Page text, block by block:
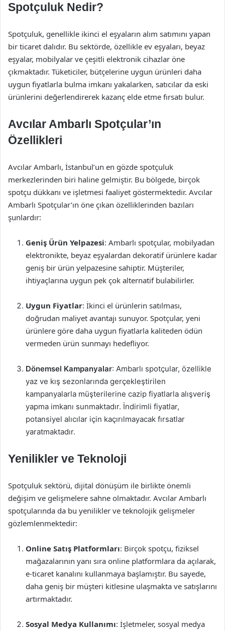
Spotçuluk Nedir?
Spotçuluk, genellikle ikinci el eşyaların alım satımını yapan
bir ticaret dalıdır. Bu sektörde, özellikle ev eşyaları, beyaz
eşyalar, mobilyalar ve çeşitli elektronik cihazlar öne
çıkmaktadır. Tüketiciler, bütçelerine uygun ürünleri daha
uygun fiyatlarla bulma imkanı yakalarken, satıcılar da eski
ürünlerini değerlendirerek kazanç elde etme fırsatı bulur.
Avcılar Ambarlı Spotçular’ın
Özellikleri
Avcılar Ambarlı, İstanbul’un en gözde spotçuluk
merkezlerinden biri haline gelmiştir. Bu bölgede, birçok
spotçu dükkanı ve işletmesi faaliyet göstermektedir. Avcılar
Ambarlı Spotçular’ın öne çıkan özelliklerinden bazıları
şunlardır:
Geniş Ürün Yelpazesi: Ambarlı spotçular, mobilyadan
elektronikte, beyaz eşyalardan dekoratif ürünlere kadar
geniş bir ürün yelpazesine sahiptir. Müşteriler,
ihtiyaçlarına uygun pek çok alternatif bulabilirler.
Uygun Fiyatlar: İkinci el ürünlerin satılması,
doğrudan maliyet avantajı sunuyor. Spotçular, yeni
ürünlere göre daha uygun fiyatlarla kaliteden ödün
vermeden ürün sunmayı hedefliyor.
Dönemsel Kampanyalar: Ambarlı spotçular, özellikle
yaz ve kış sezonlarında gerçekleştirilen
kampanyalarla müşterilerine cazip fiyatlarla alışveriş
yapma imkanı sunmaktadır. İndirimli fiyatlar,
potansiyel alıcılar için kaçırılmayacak fırsatlar
yaratmaktadır.
Yenilikler ve Teknoloji
Spotçuluk sektörü, dijital dönüşüm ile birlikte önemli
değişim ve gelişmelere sahne olmaktadır. Avcılar Ambarlı
spotçularında da bu yenilikler ve teknolojik gelişmeler
gözlemlenmektedir:
Online Satış Platformları: Birçok spotçu, fiziksel
mağazalarının yanı sıra online platformlara da açılarak,
e-ticaret kanalını kullanmaya başlamıştır. Bu sayede,
daha geniş bir müşteri kitlesine ulaşmakta ve satışlarını
artırmaktadır.
Sosyal Medya Kullanımı: İşletmeler, sosyal medya